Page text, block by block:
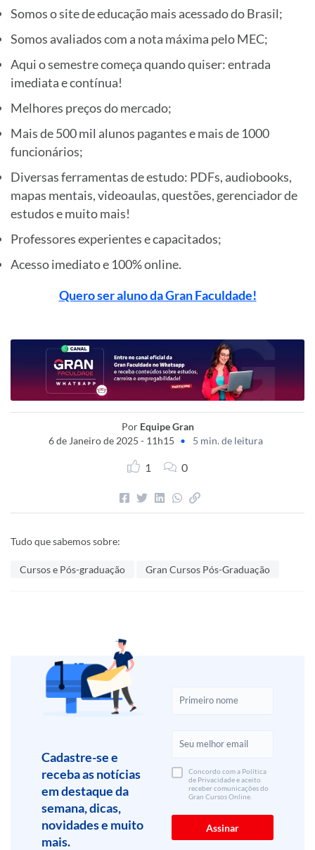
Somos o site de educação mais acessado do Brasil;
Somos avaliados com a nota máxima pelo MEC;
Aqui o semestre começa quando quiser: entrada
imediata e contínua!
Melhores preços do mercado;
Mais de 500 mil alunos pagantes e mais de 1000
funcionários;
Diversas ferramentas de estudo: PDFs, audiobooks,
mapas mentais, videoaulas, questões, gerenciador de
estudos e muito mais!
Professores experientes e capacitados;
Acesso imediato e 100% online.
Quero ser aluno da Gran Faculdade!
Por Equipe Gran
6 de Janeiro de 2025 - 11h15 • 5 min. de leitura
1 0
Tudo que sabemos sobre:
Cursos e Pós-graduação Gran Cursos Pós-Graduação
Cadastre-se e
receba as notícias
em destaque da
semana, dicas,
novidades e muito
mais.
Concordo com a Política
de Privacidade e aceito
receber comunicações do
Gran Cursos Online.